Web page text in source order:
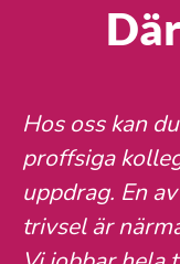
Hos oss kan
proffsiga
uppdrag. En
trivsel är